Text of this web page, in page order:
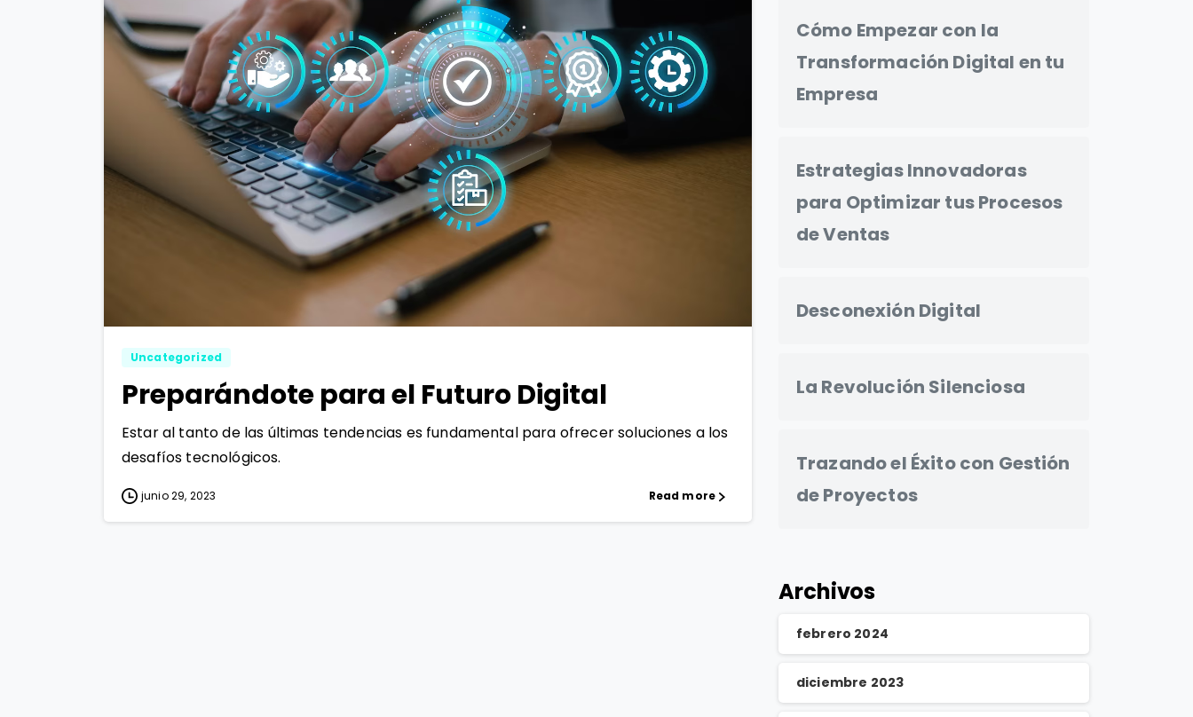
Uncategorized
Preparándote para el Futuro Digital
Estar al tanto de las últimas tendencias es fundamental para ofrecer soluciones a los
desafíos tecnológicos.
junio 29, 2023 Read more
Cómo Empezar con la
Transformación Digital en tu
Empresa
Estrategias Innovadoras
para Optimizar tus Procesos
de Ventas
Desconexión Digital
La Revolución Silenciosa
Trazando el Éxito con Gestión
de Proyectos
Archivos
febrero 2024
diciembre 2023